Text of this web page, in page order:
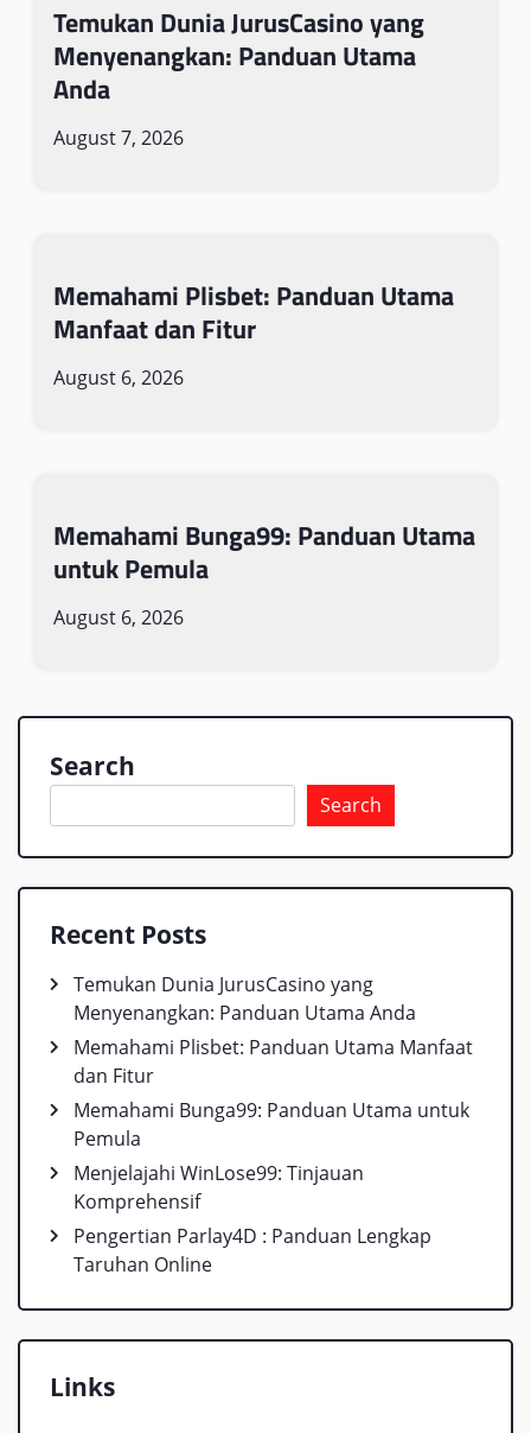
Temukan Dunia JurusCasino yang
Menyenangkan: Panduan Utama
Anda
August 7, 2026
Memahami Plisbet: Panduan Utama
Manfaat dan Fitur
August 6, 2026
Memahami Bunga99: Panduan Utama
untuk Pemula
August 6, 2026
Search
Search
Recent Posts
Temukan Dunia JurusCasino yang
Menyenangkan: Panduan Utama Anda
Memahami Plisbet: Panduan Utama Manfaat
dan Fitur
Memahami Bunga99: Panduan Utama untuk
Pemula
Menjelajahi WinLose99: Tinjauan
Komprehensif
Pengertian Parlay4D : Panduan Lengkap
Taruhan Online
Links